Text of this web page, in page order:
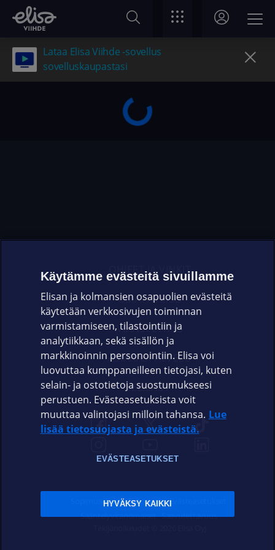
Lataa Elisa Viihde -sovellus
sovelluskaupastasi
OHJEET JA VINKIT
OMAYHTEISÖ
VIANSELVITYS
ASIAKASPALVELU
ELISA.FI
Sopimusehdot Tietosuoja Evästeasetukset
Sääntelyviranomaiset Saavutettavuus
Käytämme evästeitä sivuillamme
Elisan ja kolmansien osapuolien evästeitä
käytetään verkkosivujen toiminnan
varmistamiseen, tilastointiin ja
analytiikkaan, sekä sisällön ja
markkinoinnin personointiin. Elisa voi
luovuttaa kumppaneilleen tietojasi, kuten
selain- ja ostotietoja suostumukseesi
perustuen. Evästeasetuksista voit
muuttaa valintojasi milloin tahansa. Lue
lisää tietosuojasta ja evästeistä.
EVÄSTEASETUKSET
HYVÄKSY KAIKKI